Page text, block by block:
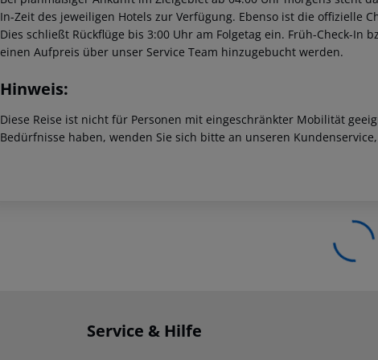
In-Zeit des jeweiligen Hotels zur Verfügung. Ebenso ist die offizielle
Dies schließt Rückflüge bis 3:00 Uhr am Folgetag ein. Früh-Check-In
einen Aufpreis über unser Service Team hinzugebucht werden.
Hinweis:
Diese Reise ist nicht für Personen mit eingeschränkter Mobilität
Bedürfnisse haben, wenden Sie sich bitte an unseren
Service & Hilfe